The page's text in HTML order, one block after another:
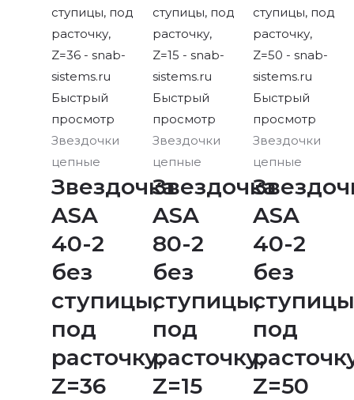
Быстрый
просмотр
Звездочки
цепные
Звездочка
ASA
40-2
без
ступицы,
под
расточку,
Z=36
Быстрый
просмотр
Звездочки
цепные
Звездочка
ASA
80-2
без
ступицы,
под
расточку,
Z=15
Быстрый
просмотр
Звездочки
цепные
ASA
40-2
без
под
Z=50